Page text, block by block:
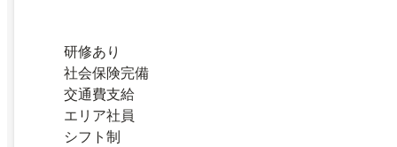
研修あり
社会保険完備
交通費支給
エリア社員
シフト制